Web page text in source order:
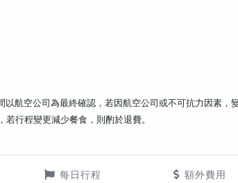
以航空公司為最終確認，若因航空公司或不可抗力因素，
行程變更減少餐食，則酌於退費。
每日行程 額外費用